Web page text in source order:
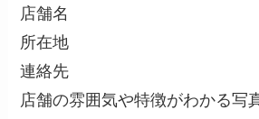
店舗名
所在地
連絡先
店舗の雰囲気や特徴がわかる写